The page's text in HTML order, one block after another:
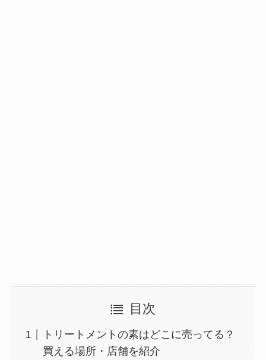
目次
トリートメントの素はどこに売ってる？
買える場所・店舗を紹介